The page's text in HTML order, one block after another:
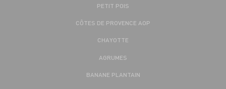
PETIT POIS
CÔTES DE PROVENCE AOP
CHAYOTTE
AGRUMES
BANANE PLANTAIN